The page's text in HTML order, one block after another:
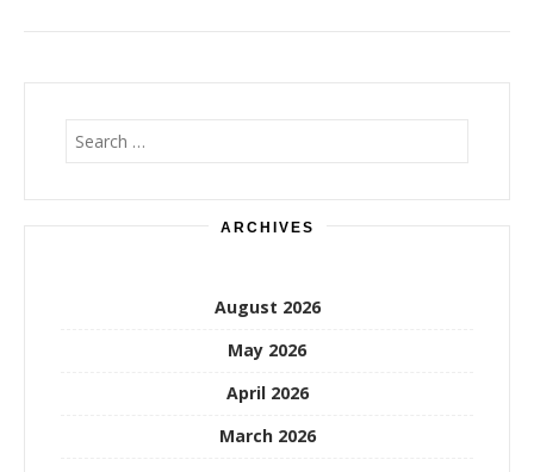
Search
for:
ARCHIVES
August 2026
May 2026
April 2026
March 2026